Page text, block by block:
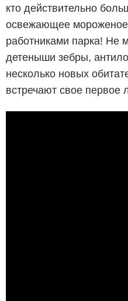
кто действительно
освежающее
работниками парка! Не
детеныши зебры,
несколько новых
встречают свое первое